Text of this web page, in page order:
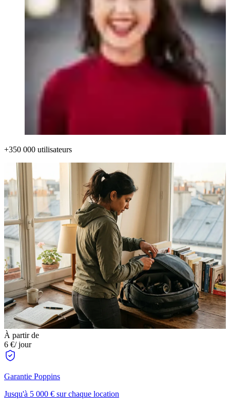
+350 000 utilisateurs
À partir de
6 €/ jour
Garantie Poppins
Jusqu'à 5 000 € sur chaque location